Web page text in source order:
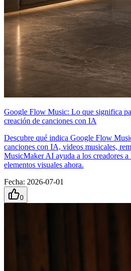
Google Flow Music: Lo que significa
creación de canciones con IA
Descubre qué indica Google Flow
canciones con IA, videos musicales,
MusicMaker AI ayuda a los creadores a
elementos visuales ahora.
Fecha: 2026-07-01
0